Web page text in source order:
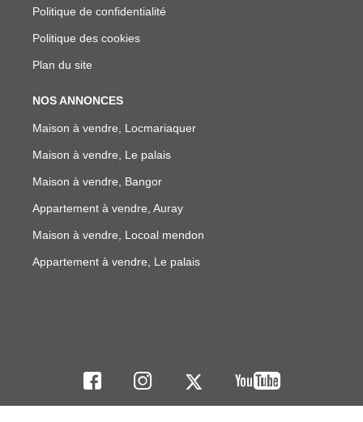
Politique de confidentialité
Politique des cookies
Plan du site
NOS ANNONCES
Maison à vendre, Locmariaquer
Maison à vendre, Le palais
Maison à vendre, Bangor
Appartement à vendre, Auray
Maison à vendre, Locoal mendon
Appartement à vendre, Le palais